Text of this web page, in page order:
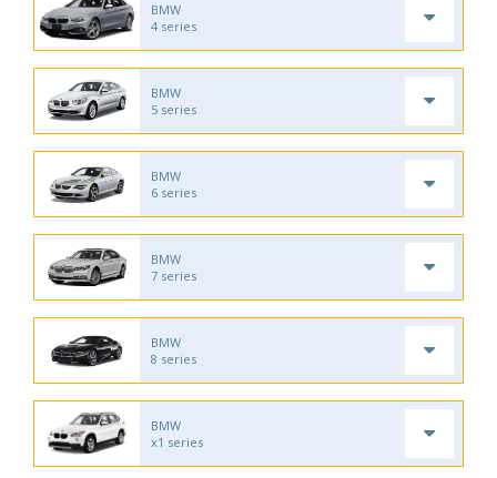
BMW
4 series
BMW
5 series
BMW
6 series
BMW
7 series
BMW
8 series
BMW
x1 series